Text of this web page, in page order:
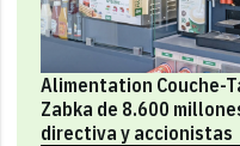
Alimentation Couche-
Zabka de 8.600
directiva y accionistas